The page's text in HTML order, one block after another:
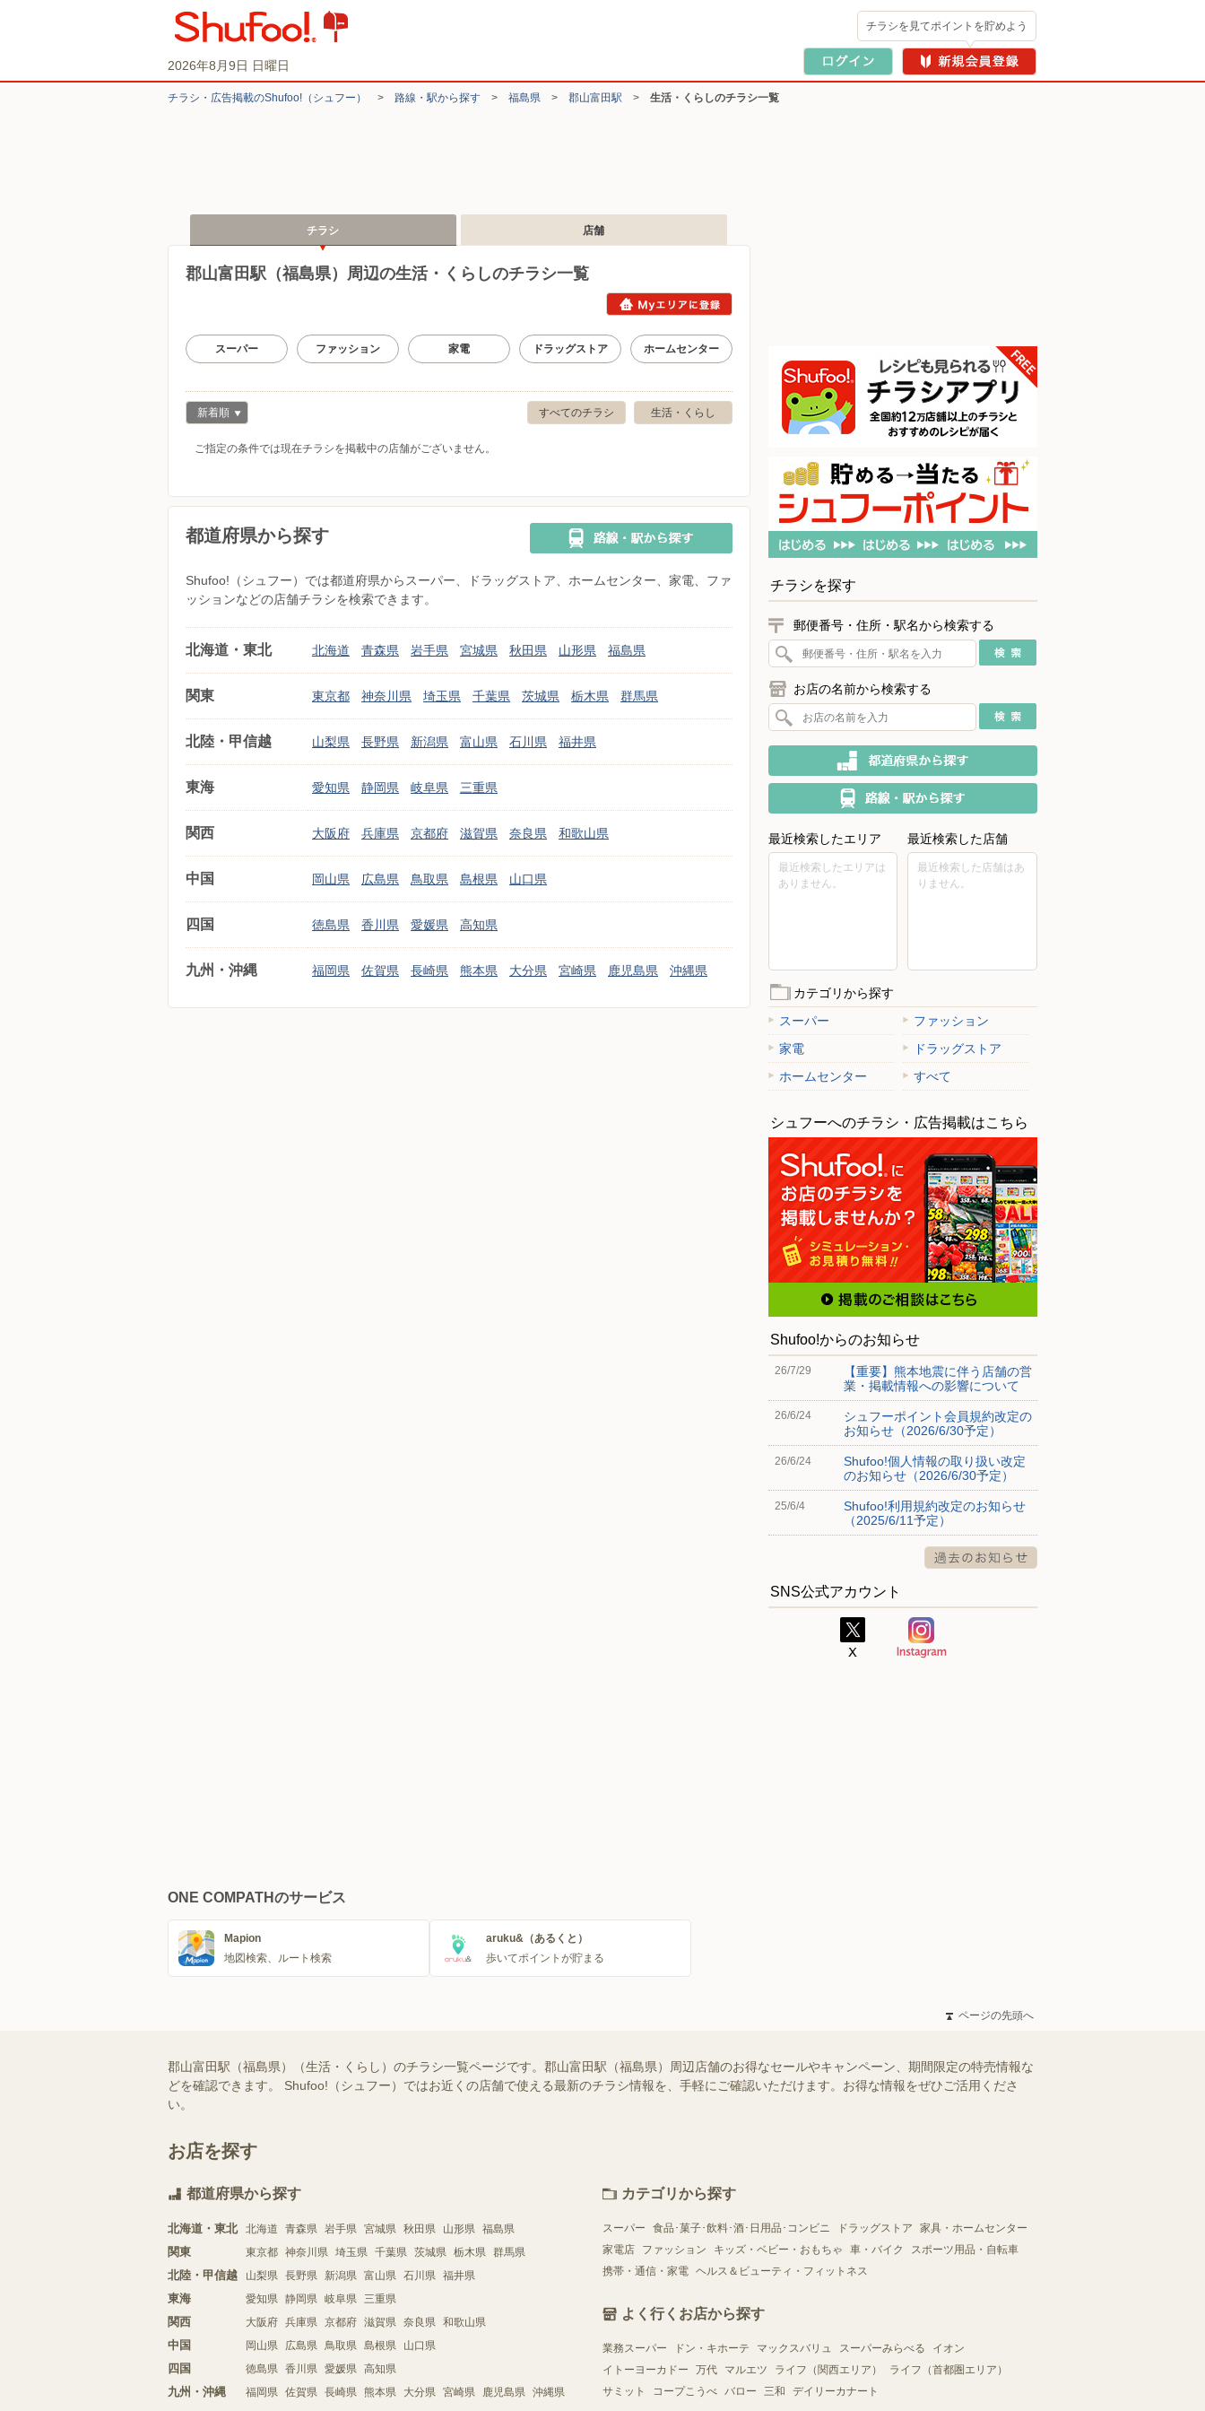
2026年8月9日 日曜日
チラシを見てポイントを貯めよう
チラシ・​広告掲載の​Shufoo!​（シュフー） > 路線・駅から探す > 福島県 > 郡山富田駅 > 生活・くらしのチラシ一覧
チラシ 店舗
郡山富田駅（福島県）周辺の生活・くらしのチラシ一覧
スーパー ファッション 家電 ドラッグストア ホームセンター
生活・くらし
すべてのチラシ
新着順
ご指定の条件では現在チラシを掲載中の店舗がございません。
都道府県から探す
Shufoo!（シュフー）では都道府県からスーパー、ドラッグストア、ホームセンター、家電、ファ
ッションなどの店舗チラシを検索できます。
北海道・東北 北海道 青森県 岩手県 宮城県 秋田県 山形県 福島県
関東 東京都 神奈川県 埼玉県 千葉県 茨城県 栃木県 群馬県
北陸・甲信越 山梨県 長野県 新潟県 富山県 石川県 福井県
東海 愛知県 静岡県 岐阜県 三重県
関西 大阪府 兵庫県 京都府 滋賀県 奈良県 和歌山県
中国 岡山県 広島県 鳥取県 島根県 山口県
四国 徳島県 香川県 愛媛県 高知県
九州・沖縄 福岡県 佐賀県 長崎県 熊本県 大分県 宮崎県 鹿児島県 沖縄県
チラシを探す
郵便番号・住所・駅名から検索する
お店の名前から検索する
最近検索したエリア
最近検索したエリアは
ありません。
最近検索した店舗
最近検索した店舗はあ
りません。
カテゴリから探す
スーパー
ファッション
家電
ドラッグストア
ホームセンター
すべて
シュフーへのチラシ・広告掲載はこちら
Shufoo!からのお知らせ
26/7/29
【重要】熊本地震に伴う店舗の営
業・掲載情報への影響について
26/6/24
シュフーポイント会員規約改定の
お知らせ（2026/6/30予定）
26/6/24
Shufoo!個人情報の取り扱い改定
のお知らせ（2026/6/30予定）
25/6/4
Shufoo!利用規約改定のお知らせ
（2025/6/11予定）
SNS公式アカウント
ONE COMPATHのサービス
Mapion
地図検索、ルート検索
aruku&（あるくと）
歩いてポイントが貯まる
ページの先頭へ
郡山富田駅（福島県）（生活・くらし）のチラシ一覧ページです。郡山富田駅（福島県）周辺店舗のお得なセールやキャンペーン、期間限定の特売情報な
どを確認できます。 Shufoo!（シュフー）ではお近くの店舗で使える最新のチラシ情報を、手軽にご確認いただけます。お得な情報をぜひご活用くださ
い。
お店を探す
都道府県から探す
北海道・東北 北海道 青森県 岩手県 宮城県 秋田県 山形県 福島県
関東 東京都 神奈川県 埼玉県 千葉県 茨城県 栃木県 群馬県
北陸・甲信越 山梨県 長野県 新潟県 富山県 石川県 福井県
東海 愛知県 静岡県 岐阜県 三重県
関西 大阪府 兵庫県 京都府 滋賀県 奈良県 和歌山県
中国 岡山県 広島県 鳥取県 島根県 山口県
四国 徳島県 香川県 愛媛県 高知県
九州・沖縄 福岡県 佐賀県 長崎県 熊本県 大分県 宮崎県 鹿児島県 沖縄県
カテゴリから探す
スーパー 食品･菓子･飲料･酒･日用品･コンビニ ドラッグストア
家具・ホームセンター
家電店
ファッション キッズ・ベビー・おもちゃ 車・バイク
スポーツ用品・自転車
携帯・通信・家電 ヘルス＆ビューティ・フィットネス
よく行くお店から探す
業務スーパー ドン・キホーテ マックスバリュ スーパーみらべる
イオン
イトーヨーカドー
万代 マルエツ ライフ（関西エリア）
ライフ（首都圏エリア）
サミット
コープこうべ バロー 三和 デイリーカナート